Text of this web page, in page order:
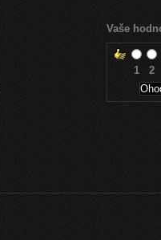
Vaše
1 2